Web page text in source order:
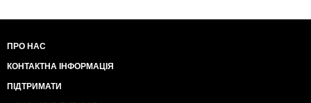
ПРО НАС
КОНТАКТНА ІНФОРМАЦІЯ
ПІДТРИМАТИ